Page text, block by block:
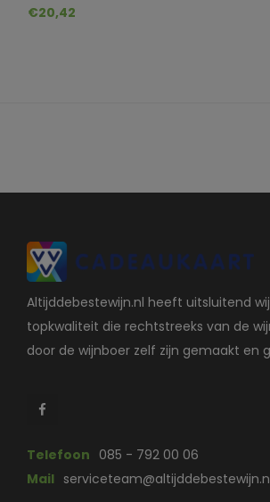
€20,42
Altijddebestewijn.nl heeft uitsluitend
topkwaliteit die rechtstreeks van de
door de wijnboer zelf zijn gemaakt en
Telefoon 085 - 792 00 06
Mail